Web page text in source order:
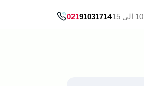
02191031714